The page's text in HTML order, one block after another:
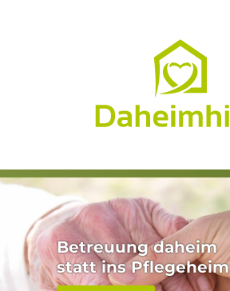
Betreuung daheim
statt ins Pflegeheim